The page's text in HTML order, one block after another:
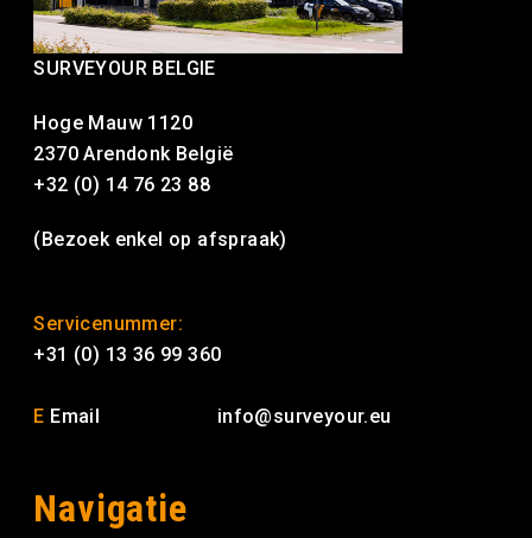
SURVEYOUR BELGIE
Hoge Mauw 1120
2370 Arendonk België
+32 (0) 14 76 23 88
(Bezoek enkel op afspraak)
Servicenummer:
+31 (0) 13 36 99 360
E Email info@surveyour.eu
Navigatie